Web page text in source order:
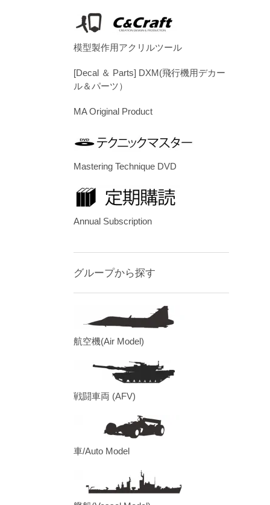
模型製作用アクリルツール
[Decal ＆ Parts] DXM(飛行機用デカー
ル＆パーツ）
MA Original Product
Mastering Technique DVD
Annual Subscription
グループから探す
航空機(Air Model)
戦闘車両 (AFV)
車/Auto Model